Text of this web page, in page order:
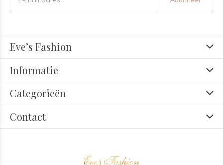
Eve’s Fashion
Informatie
Categorieën
Contact